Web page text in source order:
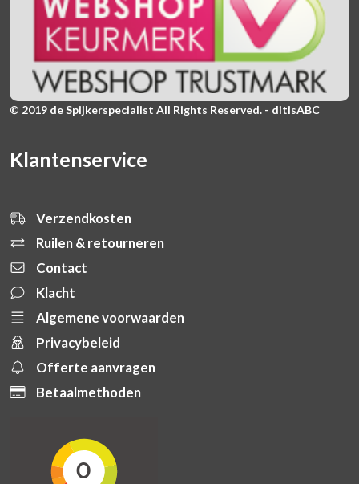
© 2019 de Spijkerspecialist All Rights Reserved. - ditisABC
Klantenservice
Verzendkosten
Ruilen & retourneren
Contact
Klacht
Algemene voorwaarden
Privacybeleid
Offerte aanvragen
Betaalmethoden